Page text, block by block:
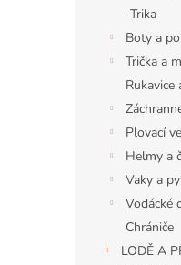
Trika
Boty a
Trička a
Plovací
Helmy a
Vaky a
Vodácké
Chrániče
LODĚ A